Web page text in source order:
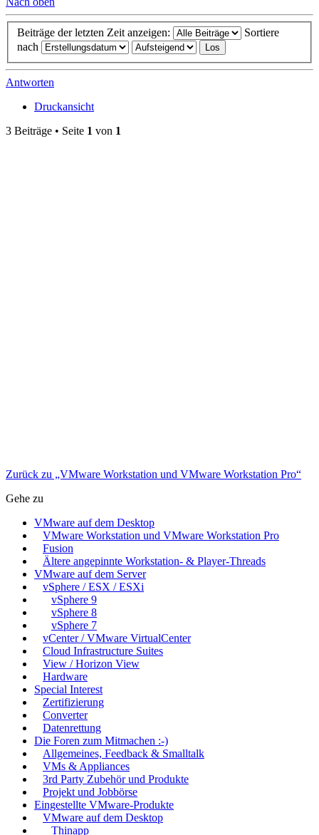
Beiträge der letzten Zeit anzeigen:
Sortiere
nach
Antworten
Druckansicht
3 Beiträge • Seite 1 von 1
Zurück zu „VMware Workstation und VMware Workstation Pro“
Gehe zu
VMware auf dem Desktop
VMware Workstation und VMware Workstation Pro
Fusion
Ältere angepinnte Workstation- & Player-Threads
VMware auf dem Server
vSphere / ESX / ESXi
vSphere 9
vSphere 8
vSphere 7
vCenter / VMware VirtualCenter
Cloud Infrastructure Suites
View / Horizon View
Hardware
Special Interest
Zertifizierung
Converter
Datenrettung
Die Foren zum Mitmachen :-)
Allgemeines, Feedback & Smalltalk
VMs & Appliances
3rd Party Zubehör und Produkte
Projekt und Jobbörse
Eingestellte VMware-Produkte
VMware auf dem Desktop
Thinapp